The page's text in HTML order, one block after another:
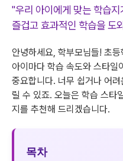
"우리 아이에게 맞는 학습
즐겁고 효과적인 학습을 도
안녕하세요, 학부모님들! 초
아이마다 학습 속도와 스타일
중요합니다. 너무 쉽거나 어
릴 수 있죠. 오늘은 학습 스타
지를 추천해 드리겠습니다.
목차